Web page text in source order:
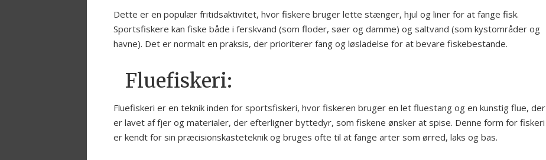
Dette er en populær fritidsaktivitet, hvor fiskere bruger lette stænger, hjul og liner for at fange fisk.
Sportsfiskere kan fiske både i ferskvand (som floder, søer og damme) og saltvand (som kystområder og
havne). Det er normalt en praksis, der prioriterer fang og løsladelse for at bevare fiskebestande.
Fluefiskeri:
Fluefiskeri er en teknik inden for sportsfiskeri, hvor fiskeren bruger en let fluestang og en kunstig flue, der
er lavet af fjer og materialer, der efterligner byttedyr, som fiskene ønsker at spise. Denne form for fiskeri
er kendt for sin præcisionskasteteknik og bruges ofte til at fange arter som ørred, laks og bas.